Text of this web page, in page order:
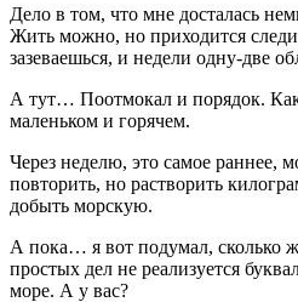
Дело в том, что мне досталась
Жить можно, но приходится
зазеваешься, и недели одну-две
А тут… Поотмокал и порядок.
маленьком и горячем.
Через неделю, это самое раннее,
повторить, но растворить
добыть морскую.
А пока… я вот подумал, сколько
простых дел не реализуется
море. А у вас?